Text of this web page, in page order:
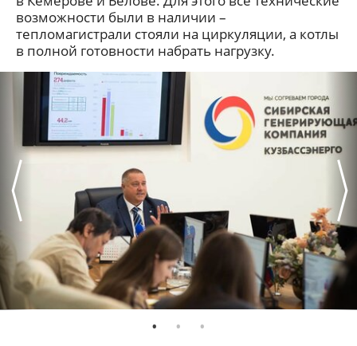
возможности были в наличии –
тепломагистрали стояли на циркуляции, а котлы
в полной готовности набрать нагрузку.